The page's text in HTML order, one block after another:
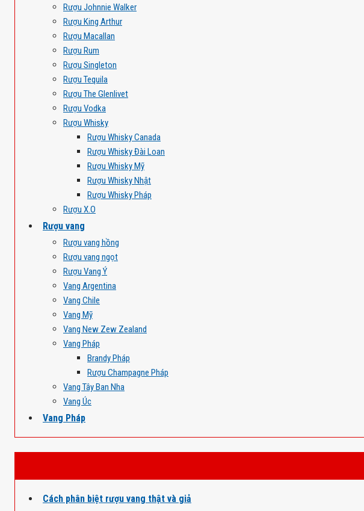
Rượu Johnnie Walker
Rượu King Arthur
Rượu Macallan
Rượu Rum
Rượu Singleton
Rượu Tequila
Rượu The Glenlivet
Rượu Vodka
Rượu Whisky
Rượu Whisky Canada
Rượu Whisky Đài Loan
Rượu Whisky Mỹ
Rượu Whisky Nhật
Rượu Whisky Pháp
Rượu X.O
Rượu vang
Rượu vang hồng
Rượu vang ngọt
Rượu Vang Ý
Vang Argentina
Vang Chile
Vang Mỹ
Vang New Zew Zealand
Vang Pháp
Brandy Pháp
Rượu Champagne Pháp
Vang Tây Ban Nha
Vang Úc
Vang Pháp
Cách phân biệt rượu vang thật và giả